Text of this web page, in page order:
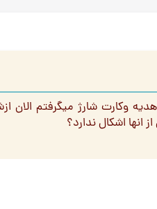
وکارت شارژ میگرفتم الان
اشکال ندارد؟